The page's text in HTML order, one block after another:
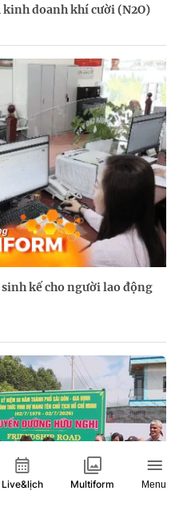
doanh khí cười (N2O)
kế cho người lao động
Live&lịch Multiform Menu